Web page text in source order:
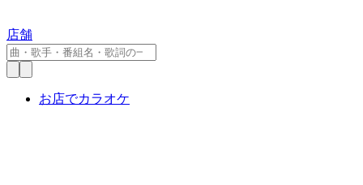
店舗
お店でカラオケ